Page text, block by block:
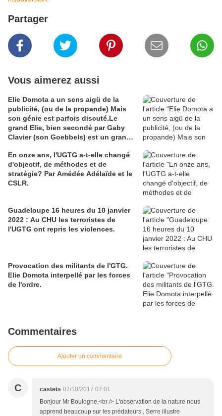
Partager
Vous aimerez aussi
Elie Domota a un sens aigü de la
publicité, (ou de la propande) Mais
son génie est parfois discuté.Le
grand Elie, bien secondé par Gaby
Clavier (son Goebbels) est un grand
de quoi ? Les Guadeloupéens sont
divisés à ce sujet et Elie en voudra à
leur majorité que son génie ne séduit
pas. C'est comme en amour le fluide
En onze ans, l'UGTG a-t-elle changé
d'objectif, de méthodes et de
stratégie? Par Amédée Adélaïde et le
CSLR.
Guadeloupe 16 heures du 10 janvier
2022 : Au CHU les terroristes de
l'UGTG ont repris les violences.
Provocation des militants de l'GTG.
Elie Domota interpellé par les forces
de l'ordre.
Commentaires
Ajouter un commentaire
C castets 07/10/2017 07:01
Bonjour Mr Boulogne,<br /> L'observation de la nature nous
apprend beaucoup sur les prédateurs , Serre illustre